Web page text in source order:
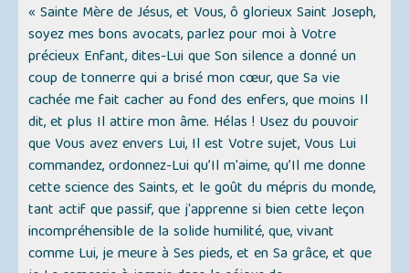
« Sainte Mère de Jésus, et Vous, ô glorieux Saint Joseph,
soyez mes bons avocats, parlez pour moi à Votre
précieux Enfant, dites-Lui que Son silence a donné un
coup de tonnerre qui a brisé mon cœur, que Sa vie
cachée me fait cacher au fond des enfers, que moins Il
dit, et plus Il attire mon âme. Hélas ! Usez du pouvoir
que Vous avez envers Lui, Il est Votre sujet, Vous Lui
commandez, ordonnez-Lui qu’Il m'aime, qu’Il me donne
cette science des Saints, et le goût du mépris du monde,
tant actif que passif, que j'apprenne si bien cette leçon
incompréhensible de la solide humilité, que, vivant
comme Lui, je meure à Ses pieds, et en Sa grâce, et que